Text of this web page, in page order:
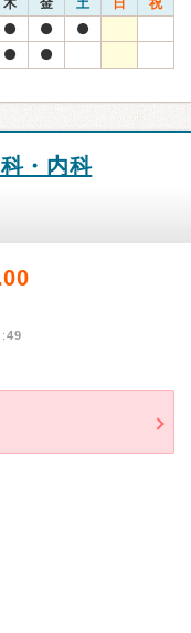
木 金 土 日 祝
・内科
49